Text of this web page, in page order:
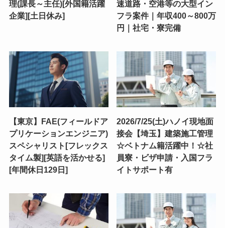
理(課長～主任)[外国籍活躍
企業][土日休み]
速道路・空港等の大型イン
フラ案件｜年収400～800万
円｜社宅・寮完備
【東京】FAE(フィールドア
プリケーションエンジニア)
スペシャリスト[フレックス
タイム製][英語を活かせる]
[年間休日129日]
2026/7/25(土)ハノイ現地面
接会【埼玉】建築施工管理
☆ベトナム籍活躍中！☆社
員寮・ビザ申請・入国フラ
イトサポート有